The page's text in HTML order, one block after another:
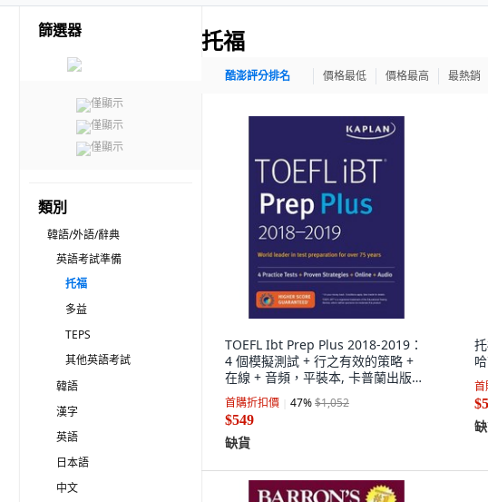
篩選器
僅顯示
僅顯示
僅顯示
類別
韓語/外語/辭典
英語考試準備
托福
多益
TEPS
其他英語考試
韓語
漢字
英語
日本語
中文
托福
酷澎評分排名 價格最低 價格最高 最熱銷
TOEFL Ibt Prep Plus 2018-2019：
4 個模擬測試 + 行之有效的策略 +
在線 + 音頻，平裝本, 卡普蘭出版公
司
首購折扣價 47%$1,052
$549
缺貨
首